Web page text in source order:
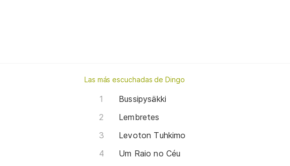
Las más escuchadas de Dingo
Bussipysäkki
Lembretes
Levoton Tuhkimo
Um Raio no Céu